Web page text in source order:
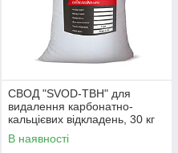
СВОД "SVOD-ТВН" для
видалення карбонатно-
кальцієвих відкладень, 30 кг
В наявності